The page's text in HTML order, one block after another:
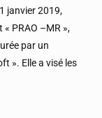
janvier 2019,
PRAO –MR »,
par un
». Elle a visé les